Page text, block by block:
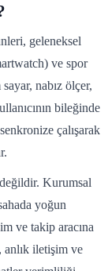
geleneksel
ve spor
nabız ölçer,
bileğinde
çalışarak
değildir. Kurumsal
yoğun
ve takip aracına
iletişim ve